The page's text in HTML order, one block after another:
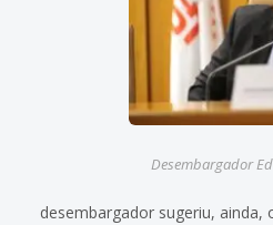
Desembargador
desembargador sugeriu, ainda,